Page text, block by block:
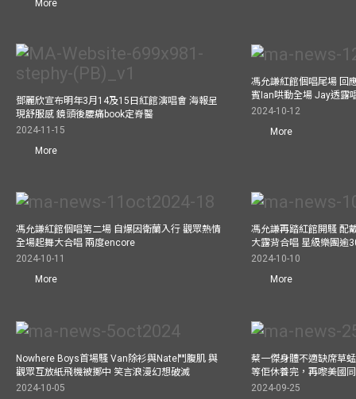
More
鄧麗欣宣布明年3月14及15日紅館演唱會 海報呈
現舒服感 鏡頭後腰痛book定脊醫
2024-11-15
More
馮允謙紅館個唱尾場 回
賓Ian哄動全場 Jay透露
2024-10-12
More
馮允謙紅館個唱第二場 自爆因衛蘭入行 觀眾熱情
全場起舞大合唱 兩度encore
2024-10-11
More
馮允謙再踏紅館開騷 配
大露背合唱 星級樂團逾
2024-10-10
More
Nowhere Boys首場騷 Van除衫與Nate鬥腹肌 與
觀眾互放紙飛機被擲中 笑言浪漫幻想破滅
2024-10-05
蔡一傑身體不適缺席草
等佢休養完，再嚟美國
2024-09-25